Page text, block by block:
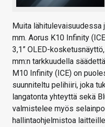
Muita lähitulevaisuudessa
mm. Aorus K10 Infinity
3,1” OLED-
mm:n tarkkuudella
M10 Infinity (ICE) on
suunniteltu pelihiiri, joka
langatonta yhteyttä sekä
valmistelee myös
hallintaohjelmistoa